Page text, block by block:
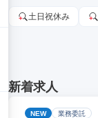
土日祝休み
新着求人
NEW 業務委託